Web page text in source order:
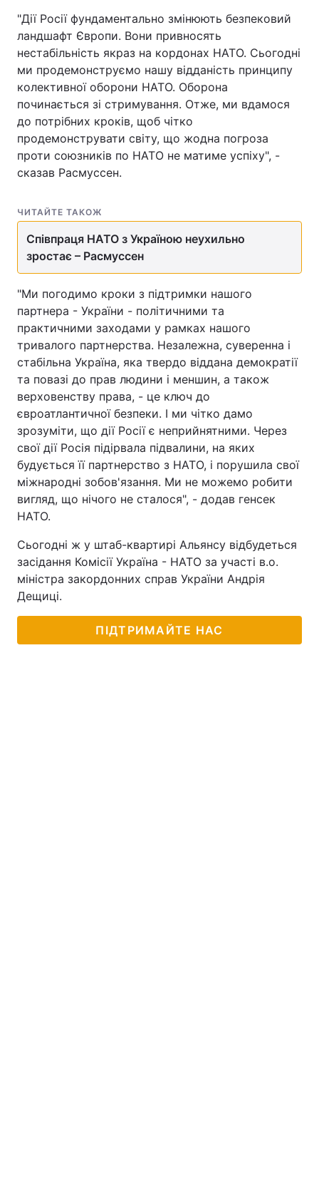
"Дії Росії фундаментально змінюють безпековий
ландшафт Європи. Вони привносять
нестабільність якраз на кордонах НАТО. Сьогодні
ми продемонструємо нашу відданість принципу
колективної оборони НАТО. Оборона
починається зі стримування. Отже, ми вдамося
до потрібних кроків, щоб чітко
продемонструвати світу, що жодна погроза
проти союзників по НАТО не матиме успіху", -
сказав Расмуссен.
ЧИТАЙТЕ ТАКОЖ
Співпраця НАТО з Україною неухильно
зростає – Расмуссен
"Ми погодимо кроки з підтримки нашого
партнера - України - політичними та
практичними заходами у рамках нашого
тривалого партнерства. Незалежна, суверенна і
стабільна Україна, яка твердо віддана демократії
та повазі до прав людини і меншин, а також
верховенству права, - це ключ до
євроатлантичної безпеки. І ми чітко дамо
зрозуміти, що дії Росії є неприйнятними. Через
свої дії Росія підірвала підвалини, на яких
будується її партнерство з НАТО, і порушила свої
міжнародні зобов'язання. Ми не можемо робити
вигляд, що нічого не сталося", - додав генсек
НАТО.
Сьогодні ж у штаб-квартирі Альянсу відбудеться
засідання Комісії Україна - НАТО за участі в.о.
міністра закордонних справ України Андрія
Дещиці.
ПІДТРИМАЙТЕ НАС